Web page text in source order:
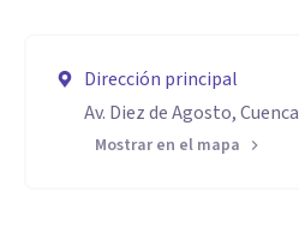
Dirección principal
Av. Diez de Agosto, Cuenca
Mostrar en el mapa